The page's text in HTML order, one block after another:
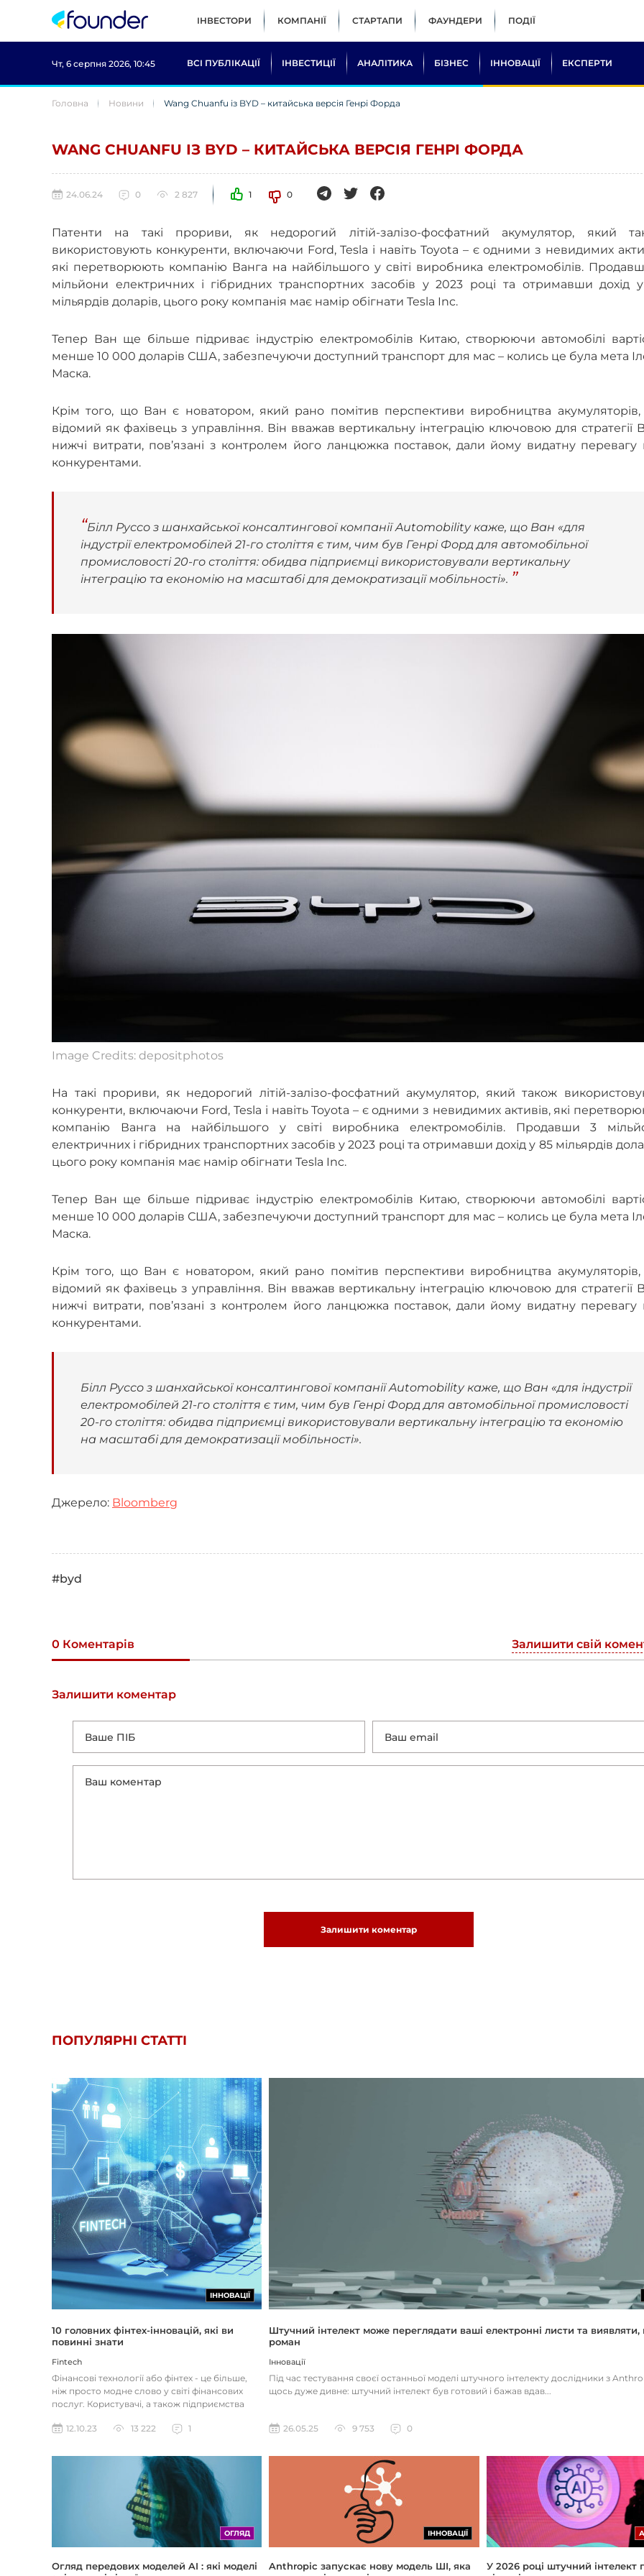
ІНВЕСТОРИ КОМПАНІЇ СТАРТАПИ ФАУНДЕРИ ПОДІЇ
Чт, 6 серпня 2026, 10:45 ВСІ ПУБЛІКАЦІЇ ІНВЕСТИЦІЇ АНАЛІТИКА БІЗНЕС ІННОВАЦІЇ ЕКСПЕРТИ
Головна Новини Wang Chuanfu із BYD – китайська версія Генрі Форда
WANG CHUANFU ІЗ BYD – КИТАЙСЬКА ВЕРСІЯ ГЕНРІ ФОРДА
24.06.24 0 2 827 1 0
Патенти на такі прориви, як недорогий літій-залізо-фосфатний акумулятор, який
використовують конкуренти, включаючи Ford, Tesla і навіть Toyota – є одними з невидимих
які перетворюють компанію Ванга на найбільшого у світі виробника електромобілів.
мільйони електричних і гібридних транспортних засобів у 2023 році та отримавши дохід
мільярдів доларів, цього року компанія має намір обігнати Tesla Inc.
Тепер Ван ще більше підриває індустрію електромобілів Китаю, створюючи автомобілі
менше 10 000 доларів США, забезпечуючи доступний транспорт для мас – колись це була мета
Маска.
Крім того, що Ван є новатором, який рано помітив перспективи виробництва акумуляторів,
відомий як фахівець з управління. Він вважав вертикальну інтеграцію ключовою для стратегії
нижчі витрати, пов’язані з контролем його ланцюжка поставок, дали йому видатну перевагу
конкурентами.
Білл Руссо з шанхайської консалтингової компанії Automobility каже, що Ван «для
індустрії електромобілей 21-го століття є тим, чим був Генрі Форд для автомобільної
промисловості 20-го століття: обидва підприємці використовували вертикальну
інтеграцію та економію на масштабі для демократизації мобільності».
Image Credits: depositphotos
На такі прориви, як недорогий літій-залізо-фосфатний акумулятор, який також
конкуренти, включаючи Ford, Tesla і навіть Toyota – є одними з невидимих активів, які
компанію Ванга на найбільшого у світі виробника електромобілів. Продавши 3
електричних і гібридних транспортних засобів у 2023 році та отримавши дохід у 85 мільярдів
цього року компанія має намір обігнати Tesla Inc.
Тепер Ван ще більше підриває індустрію електромобілів Китаю, створюючи автомобілі
менше 10 000 доларів США, забезпечуючи доступний транспорт для мас –колись це була мета
Маска.
Крім того, що Ван є новатором, який рано помітив перспективи виробництва акумуляторів,
відомий як фахівець з управління. Він вважав вертикальну інтеграцію ключовою для стратегії
нижчі витрати, пов’язані з контролем його ланцюжка поставок, дали йому видатну перевагу
конкурентами.
Білл Руссо з шанхайської консалтингової компанії Automobility каже, що Ван «для індустрії
електромобілей 21-го століття є тим, чим був Генрі Форд для автомобільної промисловості
20-го століття: обидва підприємці використовували вертикальну інтеграцію та економію
на масштабі для демократизації мобільності».
Джерело: Bloomberg
#byd
0 Коментарів Залишити свій
Залишити коментар
Залишити коментар
ПОПУЛЯРНІ СТАТТІ
ІННОВАЦІЇ
10 головних фінтех-інновацій, які ви
повинні знати
Fintech
Фінансові технології або фінтех - це більше,
ніж просто модне слово у світі фінансових
послуг. Користувачі, а також підприємства
12.10.23
13 222 1
Штучний інтелект може переглядати ваші електронні листи та
роман
Інновації
Під час тестування своєї останньої моделі штучного інтелекту дослідники з
щось дуже дивне: штучний інтелект був готовий і бажав вдав...
26.05.25 9 753 0
ОГЛЯД
Огляд передових моделей AI : які моделі
ІННОВАЦІЇ
Anthropic запускає нову модель ШІ, яка
У 2026 році штучний інтелект